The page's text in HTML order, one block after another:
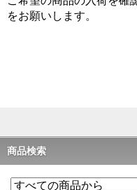
をお願いします。
商品検索